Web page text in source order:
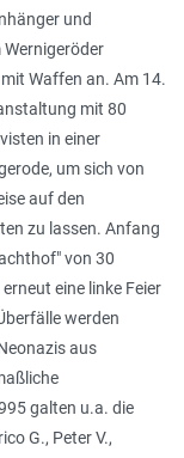
und
Waffen an. Am 14.
mit 80
in einer
um sich von
auf den
zu lassen. Anfang
von 30
eine linke Feier
werden
aus
galten u.a. die
G., Peter V.,